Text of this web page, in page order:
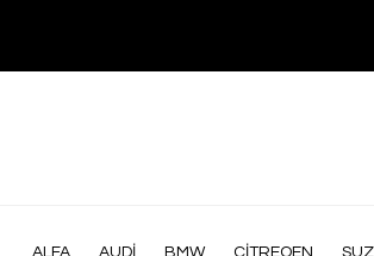
ALFA AUDİ BMW CİTREOEN